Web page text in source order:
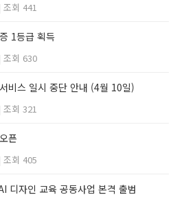
조회 441
1등급 획득
조회 630
비스 일시 중단 안내 (4월 10일)
조회 321
픈
조회 405
디자인 교육 공동사업 본격 출범